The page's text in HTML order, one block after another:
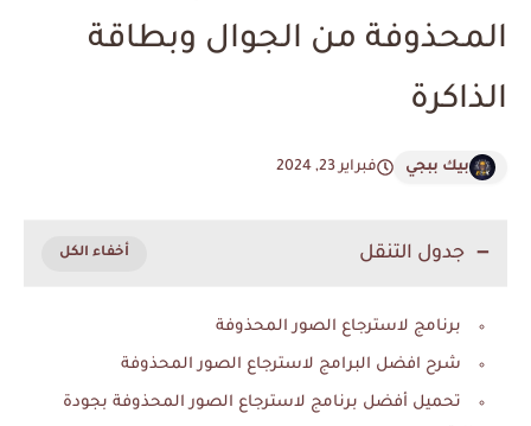
المحذوفة من الجوال وبطاقة
الذاكرة
بيك ببجي فبراير 23, 2024
جدول التنقل
برنامج لاسترجاع الصور المحذوفة
شرح افضل البرامج لاسترجاع الصور المحذوفة
تحميل أفضل برنامج لاسترجاع الصور المحذوفة بجودة